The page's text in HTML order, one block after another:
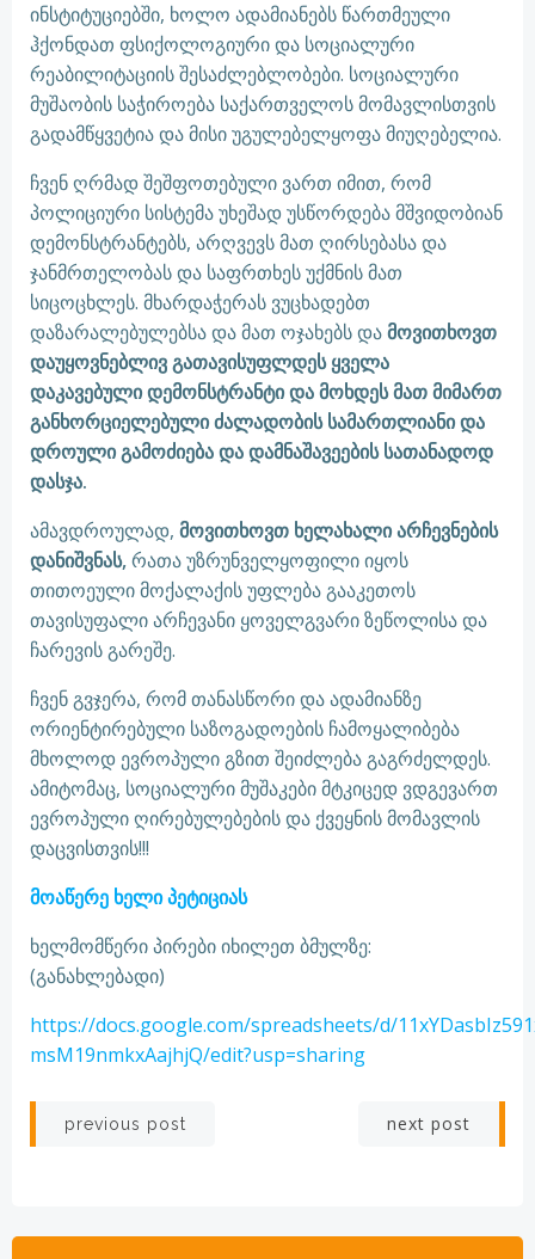
ინსტიტუციებში, ხოლო ადამიანებს წართმეული
ჰქონდათ ფსიქოლოგიური და სოციალური
რეაბილიტაციის შესაძლებლობები. სოციალური
მუშაობის საჭიროება საქართველოს მომავლისთვის
გადამწყვეტია და მისი უგულებელყოფა მიუღებელია.
ჩვენ ღრმად შეშფოთებული ვართ იმით, რომ
პოლიციური სისტემა უხეშად უსწორდება მშვიდობიან
დემონსტრანტებს, არღვევს მათ ღირსებასა და
ჯანმრთელობას და საფრთხეს უქმნის მათ
სიცოცხლეს. მხარდაჭერას ვუცხადებთ
დაზარალებულებსა და მათ ოჯახებს დამოვითხოვთ
დაუყოვნებლივ გათავისუფლდეს ყველა
დაკავებული დემონსტრანტი და მოხდეს მათ მიმართ
განხორციელებული ძალადობის სამართლიანი და
დროული გამოძიება და დამნაშავეების სათანადოდ
დასჯა.
ამავდროულად, მოვითხოვთ ხელახალი არჩევნების
დანიშვნას,რათა უზრუნველყოფილი იყოს
თითოეული მოქალაქის უფლება გააკეთოს
თავისუფალი არჩევანი ყოველგვარი ზეწოლისა და
ჩარევის გარეშე.
ჩვენ გვჯერა, რომ თანასწორი და ადამიანზე
ორიენტირებული საზოგადოების ჩამოყალიბება
მხოლოდ ევროპული გზით შეიძლება გაგრძელდეს.
ამიტომაც, სოციალური მუშაკები მტკიცედ ვდგევართ
ევროპული ღირებულებების და ქვეყნის მომავლის
დაცვისთვის!!!
მოაწერე ხელი პეტიციას
ხელმომწერი პირები იხილეთ ბმულზე:
(განახლებადი)
https://docs.google.com/spreadsheets/d/
msM19nmkxAajhjQ/edit?usp=sharing
Post
previous post next post